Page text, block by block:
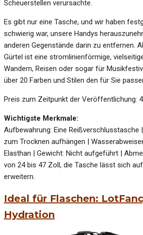
Scheuerstellen verursachte.
Es gibt nur eine Tasche, und wir haben
schwierig war, unsere Handys
anderen Gegenstände darin zu entfernen.
Gürtel ist eine stromlinienförmige,
Wandern, Reisen oder sogar für
über 20 Farben und Stilen den für Sie
Preis zum Zeitpunkt der Veröffentlichung:
Wichtigste Merkmale:
Aufbewahrung: Eine Reißverschlusstasche
zum Trocknen aufhängen |
Elasthan | Gewicht: Nicht aufgeführt |
von 24 bis 47 Zoll, die Tasche lässt sich
erweitern.
Ideal für Flaschen:
Hydration